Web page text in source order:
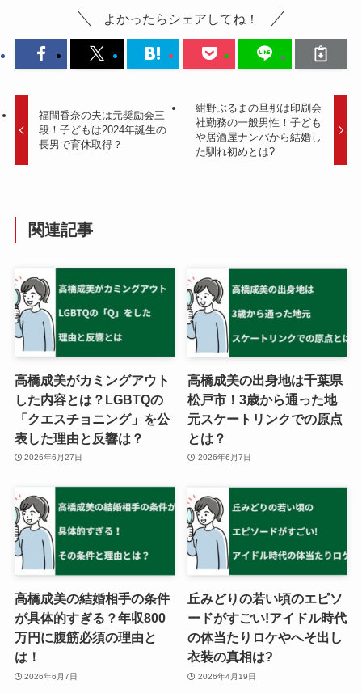
よかったらシェアしてね！
福間香奈の夫は元奨励会三
段！子どもは2024年誕生の
長男で育休取得？
紺野ぶるまの旦那は印刷会
社勤務の一般男性！子ども
や居酒屋ナンパから結婚し
た馴れ初めとは?
関連記事
高橋成美がカミングアウト
した内容とは？LGBTQの
「クエスチョニング」を公
表した理由と反響は？
2026年6月27日
高橋成美の出身地は千葉県
松戸市！3歳から通った地
元スケートリンクでの原点
とは？
2026年6月7日
高橋成美の結婚相手の条件
が具体的すぎる？年収800
万円に腹筋必須の理由と
は！
2026年6月7日
丘みどりの若い頃のエピソ
ードがすごい!アイドル時代
の体当たりロケやへそ出し
衣装の真相は?
2026年4月19日